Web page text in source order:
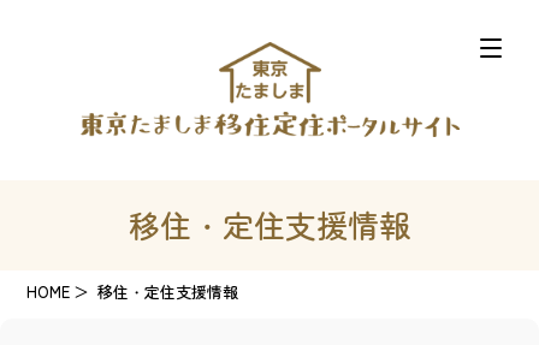
移住・定住支援情報
HOME 移住・定住支援情報